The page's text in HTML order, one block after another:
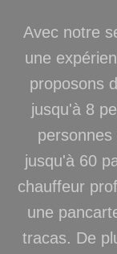
Avec notre
une
proposons
jusqu'à 8
jusqu'à 60
chauffeur
une
tracas. De